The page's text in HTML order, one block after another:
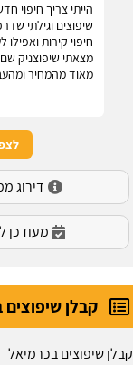
הייתי צריך חיפוי
שיפוצים וגילתי
חיפוי קירות
מצאתי שיפוצניק
מאוד מהמחיר
דירוג ממוצע 4.7
מעודכן
קבלן שיפוצים
קבלן שיפוצים בכרמיאל